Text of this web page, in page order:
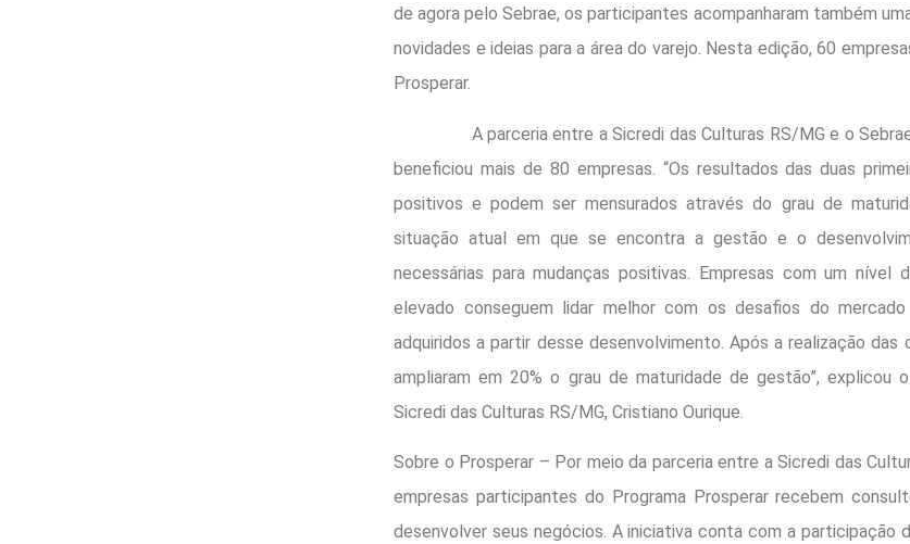
de agora pelo Sebrae, os participantes acompanharam também
novidades e ideias para a área do varejo. Nesta edição, 60
Prosperar.
A parceria entre a Sicredi das Culturas RS/MG e o Sebrae
beneficiou mais de 80 empresas. “Os resultados das duas
positivos e podem ser mensurados através do grau de
situação atual em que se encontra a gestão e o
necessárias para mudanças positivas. Empresas com um nível
elevado conseguem lidar melhor com os desafios do
adquiridos a partir desse desenvolvimento. Após a realização das
ampliaram em 20% o grau de maturidade de gestão”, explicou
Sicredi das Culturas RS/MG, Cristiano Ourique.
Sobre o Prosperar – Por meio da parceria entre a Sicredi das
empresas participantes do Programa Prosperar recebem
desenvolver seus negócios. A iniciativa conta com a participação